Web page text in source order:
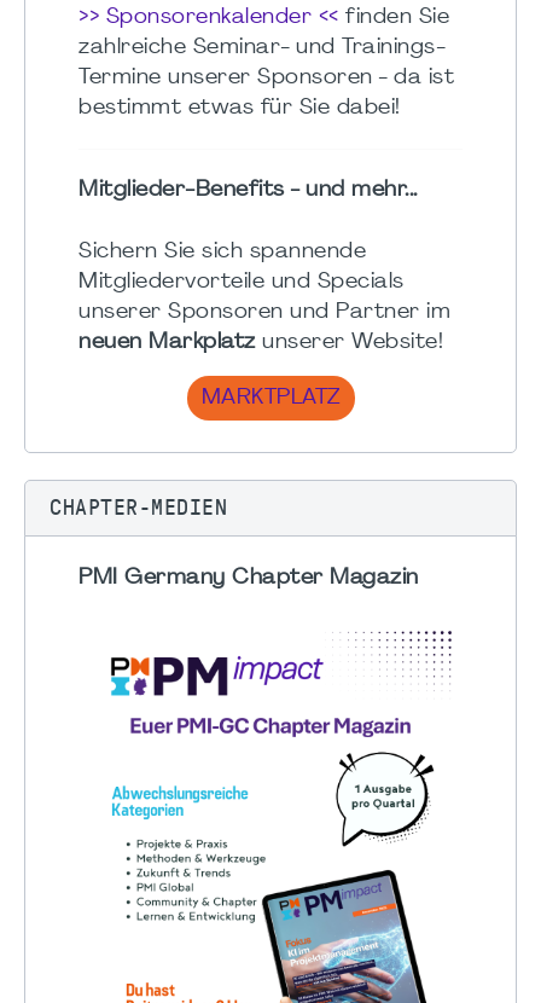
>> Sponsorenkalender << finden Sie
zahlreiche Seminar- und Trainings-
Termine unserer Sponsoren - da ist
bestimmt etwas für Sie dabei!
Mitglieder-Benefits - und mehr...
Sichern Sie sich spannende
Mitgliedervorteile und Specials
unserer Sponsoren und Partner im
neuen Markplatzunserer Website!
MARKTPLATZ
CHAPTER-MEDIEN
PMI Germany Chapter Magazin